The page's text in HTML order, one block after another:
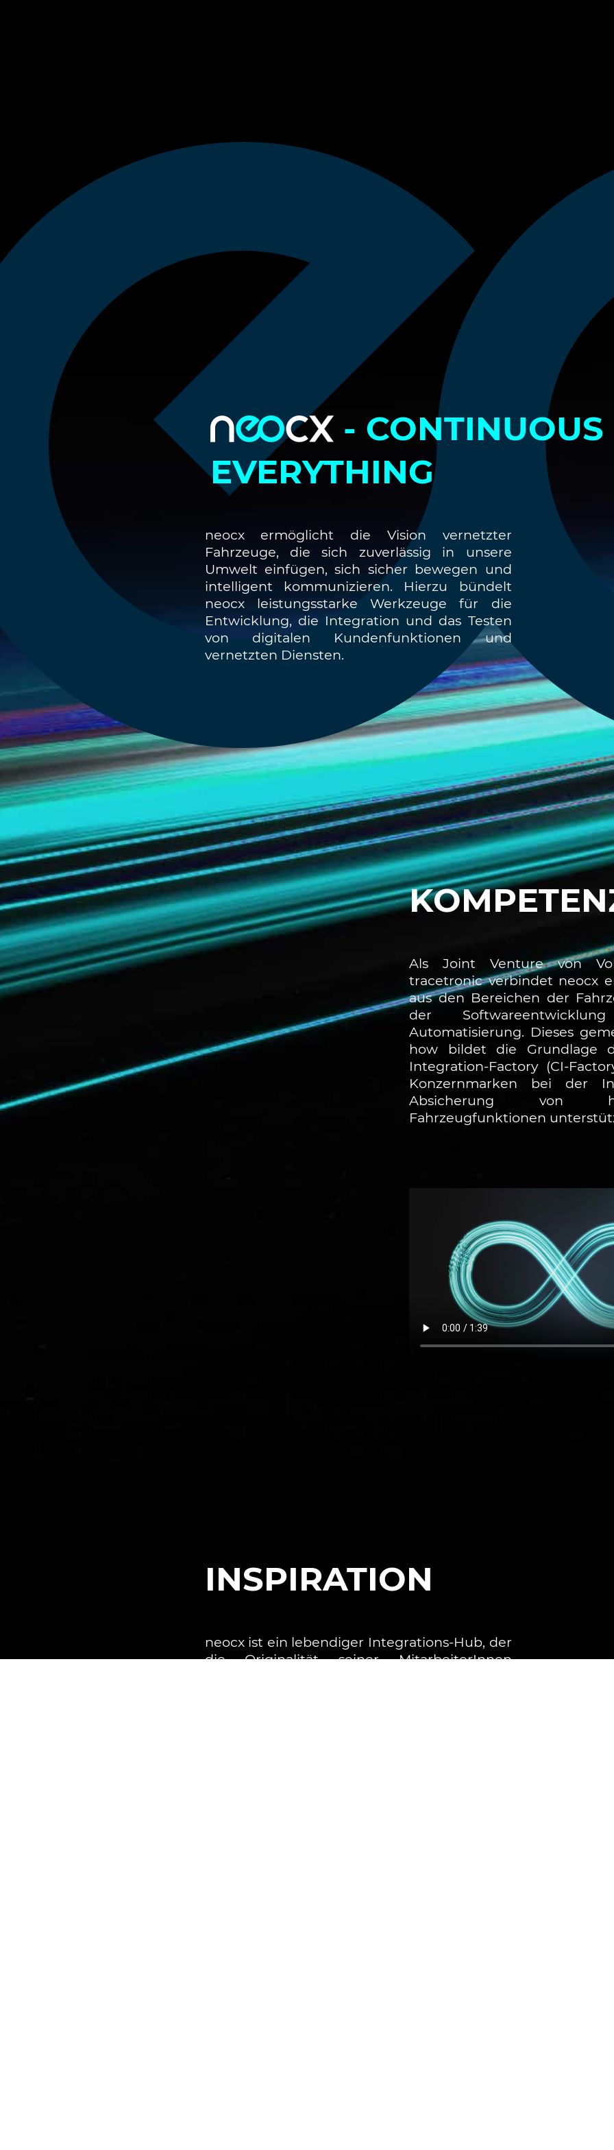
NEOCX- CONTINUOUS
EVERYTHING
neocx ermöglicht die Vision vernetzter
Fahrzeuge, die sich zuverlässig in unsere
Umwelt einfügen, sich sicher bewegen und
intelligent kommunizieren. Hierzu bündelt
neocx leistungsstarke Werkzeuge für die
Entwicklung, die Integration und das Testen
von digitalen Kundenfunktionen und
vernetzten Diensten.
Als Joint Venture von
tracetronic verbindet neocx
aus den Bereichen der
der
Automatisierung. Dieses
how bildet die Grundlage
Integration-Factory (CI-
Konzernmarken bei der
Absicherung von
Fahrzeugfunktionen
INSPIRATION
neocx ist ein lebendiger Integrations-Hub, der
die Originalität seiner MitarbeiterInnen